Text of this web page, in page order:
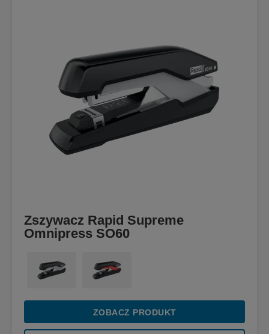
Zszywacz Rapid Supreme
Omnipress SO60
ZOBACZ PRODUKT